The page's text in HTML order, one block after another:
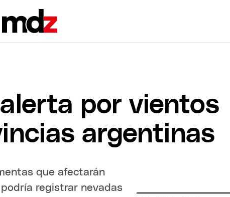
por vientos
argentinas
que afectarán
registrar nevadas